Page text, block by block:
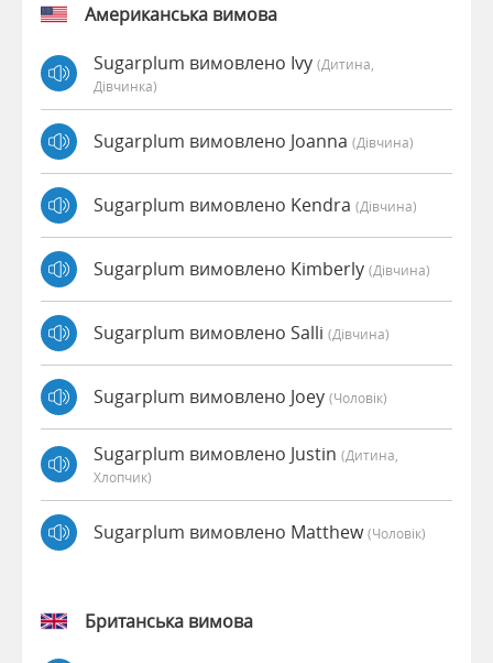
Американська вимова
Sugarplum вимовлено Ivy (дитина,
Дівчинка)
Sugarplum вимовлено Joanna (дівчина)
Sugarplum вимовлено Kendra (дівчина)
Sugarplum вимовлено Kimberly (дівчина)
Sugarplum вимовлено Salli (дівчина)
Sugarplum вимовлено Joey (чоловік)
Sugarplum вимовлено Justin (дитина,
Хлопчик)
Sugarplum вимовлено Matthew(чоловік)
Британська вимова